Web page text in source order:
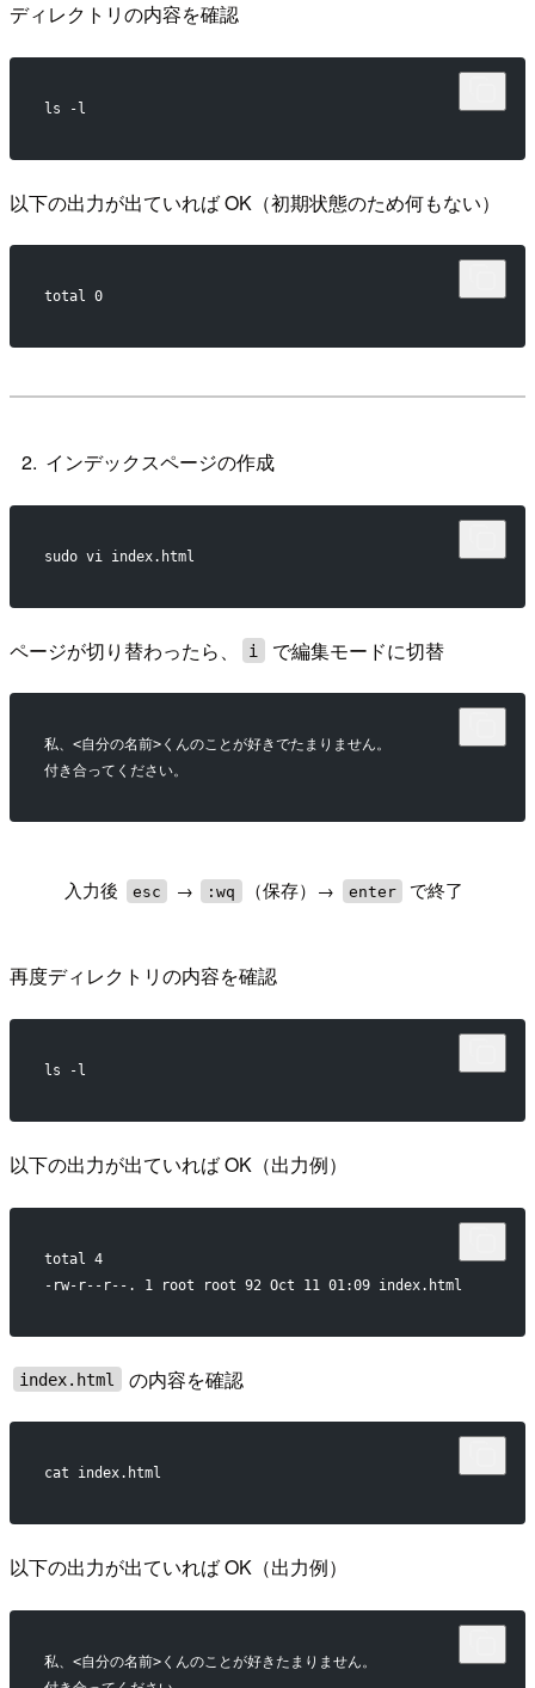
ディレクトリの内容を確認
ls -l
以下の出力が出ていれば OK（初期状態のため何もない）
total 0
インデックスページの作成
sudo vi index.html
ページが切り替わったら、 i で編集モードに切替
私、<自分の名前>くんのことが好きでたまりません。
付き合ってください。
入力後 esc → :wq （保存）→ enter で終了
再度ディレクトリの内容を確認
ls -l
以下の出力が出ていれば OK（出力例）
total 4
-rw-r--r--. 1 root root 92 Oct 11 01:09 index.html
index.html の内容を確認
cat index.html
以下の出力が出ていれば OK（出力例）
私、<自分の名前>くんのことが好きたまりません。